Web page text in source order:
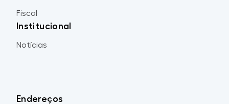
Endereços
Fiscal
Institucional
Notícias